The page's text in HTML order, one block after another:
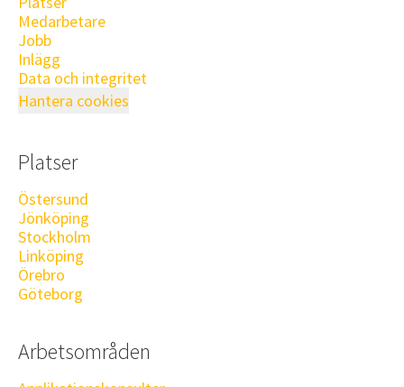
Medarbetare
Jobb
Inlägg
Data och integritet
Hantera cookies
Platser
Östersund
Jönköping
Stockholm
Linköping
Örebro
Göteborg
Arbetsområden